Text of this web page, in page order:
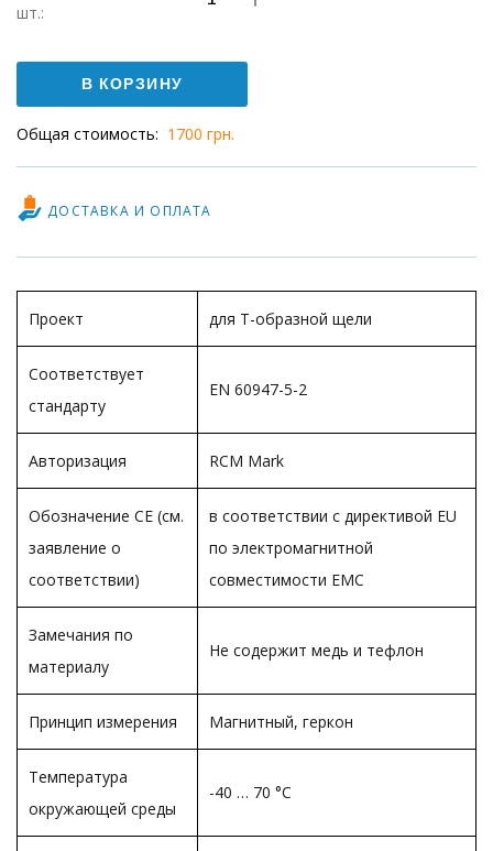
шт.:
Количество
положения
SME-
8-
S-
LED-
В КОРЗИНУ
Общая стоимость: 1700 грн.
ДОСТАВКА И ОПЛАТА
Проект для Т-образной щели
Соответствует
стандарту
EN 60947-5-2
Авторизация RCM Mark
Обозначение CE (см.
заявление о
соответствии)
в соответствии с директивой EU
по электромагнитной
совместимости EMC
Замечания по
материалу
Не содержит медь и тефлон
Принцип измерения Магнитный, геркон
Температура
окружающей среды
-40 … 70 °C